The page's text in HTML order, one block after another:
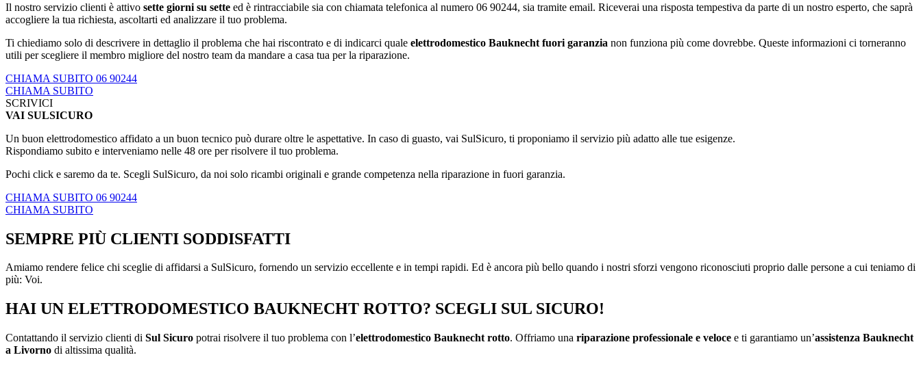
Il nostro servizio clienti è attivo sette giorni su sette ed è rintracciabile sia con chiamata telefonica al numero 06 90244, sia tramite email. Riceverai una risposta tempestiva da parte di un nostro esperto, che saprà
accogliere la tua richiesta, ascoltarti ed analizzare il tuo problema.
Ti chiediamo solo di descrivere in dettaglio il problema che hai riscontrato e di indicarci quale elettrodomestico Bauknecht fuori garanzia non funziona più come dovrebbe. Queste informazioni ci torneranno
utili per scegliere il membro migliore del nostro team da mandare a casa tua per la riparazione.
CHIAMA SUBITO 06 90244
CHIAMA SUBITO
SCRIVICI
VAI SULSICURO
Un buon elettrodomestico affidato a un buon tecnico può durare oltre le aspettative. In caso di guasto, vai SulSicuro, ti proponiamo il servizio più adatto alle tue esigenze.
Rispondiamo subito e interveniamo nelle 48 ore per risolvere il tuo problema.
Pochi click e saremo da te. Scegli SulSicuro, da noi solo ricambi originali e grande competenza nella riparazione in fuori garanzia.
CHIAMA SUBITO 06 90244
CHIAMA SUBITO
SEMPRE PIÙ CLIENTI SODDISFATTI
Amiamo rendere felice chi sceglie di affidarsi a SulSicuro, fornendo un servizio eccellente e in tempi rapidi. Ed è ancora più bello quando i nostri sforzi vengono riconosciuti proprio dalle persone a cui teniamo di
più: Voi.
HAI UN ELETTRODOMESTICO BAUKNECHT ROTTO? SCEGLI SUL SICURO!
Contattando il servizio clienti di Sul Sicuro potrai risolvere il tuo problema con l’elettrodomestico Bauknecht rotto. Offriamo una riparazione professionale e veloce e ti garantiamo un’assistenza Bauknecht
a Livorno di altissima qualità.